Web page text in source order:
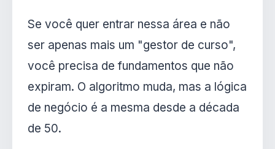
Se você quer entrar nessa área e não
ser apenas mais um "gestor de curso",
você precisa de fundamentos que não
expiram. O algoritmo muda, mas a lógica
de negócio é a mesma desde a década
de 50.